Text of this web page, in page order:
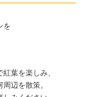
を
葉を楽しみ、
辺を散策。